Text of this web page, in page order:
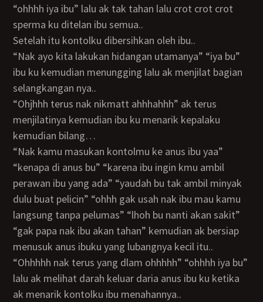
“ohhhh iya ibu” lalu ak tak tahan lalu crot crot crot
sperma ku ditelan ibu semua..
Setelah itu kontolku dibersihkan oleh ibu..
“nak ayo kita lakukan hidangan utamanya” “iya bu”
ibu ku kemudian menungging lalu ak menjilat bagian
selangkangan nya..
“ohjhhh terus nak nikmatt ahhhahhh” ak terus
menjilatinya kemudian ibu ku menarik kepalaku
kemudian bilang…
“nak kamu masukan kontolmu ke anus ibu yaa”
“kenapa di anus bu” “karena ibu ingin kmu ambil
perawan ibu yang ada” “yaudah bu tak ambil minyak
dulu buat pelicin” “ohhh gak usah nak ibu mau kamu
langsung tanpa pelumas” “lhoh bu nanti akan sakit”
“gak papa nak ibu akan tahan” kemudian ak bersiap
menusuk anus ibuku yang lubangnya kecil itu..
“ohhhhh nak terus yang dlam ohhhhh” “ohhhh iya bu”
lalu ak melihat darah keluar daria anus ibu ku ketika
ak menarik kontolku ibu menahannya..